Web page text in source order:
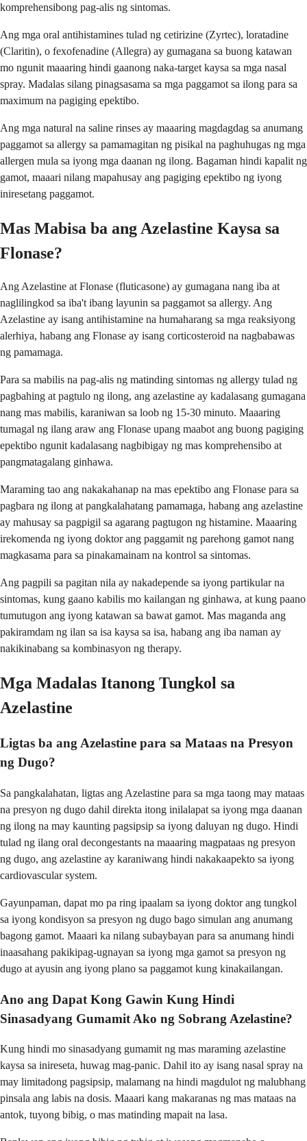
komprehensibong pag-alis ng sintomas.
Ang mga oral antihistamines tulad ng cetirizine (Zyrtec), loratadine
(Claritin), o fexofenadine (Allegra) ay gumagana sa buong katawan
mo ngunit maaaring hindi gaanong naka-target kaysa sa mga nasal
spray. Madalas silang pinagsasama sa mga paggamot sa ilong para sa
maximum na pagiging epektibo.
Ang mga natural na saline rinses ay maaaring magdagdag sa anumang
paggamot sa allergy sa pamamagitan ng pisikal na paghuhugas ng mga
allergen mula sa iyong mga daanan ng ilong. Bagaman hindi kapalit ng
gamot, maaari nilang mapahusay ang pagiging epektibo ng iyong
iniresetang paggamot.
Mas Mabisa ba ang Azelastine Kaysa sa
Flonase?
Ang Azelastine at Flonase (fluticasone) ay gumagana nang iba at
naglilingkod sa iba't ibang layunin sa paggamot sa allergy. Ang
Azelastine ay isang antihistamine na humaharang sa mga reaksiyong
alerhiya, habang ang Flonase ay isang corticosteroid na nagbabawas
ng pamamaga.
Para sa mabilis na pag-alis ng matinding sintomas ng allergy tulad ng
pagbahing at pagtulo ng ilong, ang azelastine ay kadalasang gumagana
nang mas mabilis, karaniwan sa loob ng 15-30 minuto. Maaaring
tumagal ng ilang araw ang Flonase upang maabot ang buong pagiging
epektibo ngunit kadalasang nagbibigay ng mas komprehensibo at
pangmatagalang ginhawa.
Maraming tao ang nakakahanap na mas epektibo ang Flonase para sa
pagbara ng ilong at pangkalahatang pamamaga, habang ang azelastine
ay mahusay sa pagpigil sa agarang pagtugon ng histamine. Maaaring
irekomenda ng iyong doktor ang paggamit ng parehong gamot nang
magkasama para sa pinakamainam na kontrol sa sintomas.
Ang pagpili sa pagitan nila ay nakadepende sa iyong partikular na
sintomas, kung gaano kabilis mo kailangan ng ginhawa, at kung paano
tumutugon ang iyong katawan sa bawat gamot. Mas maganda ang
pakiramdam ng ilan sa isa kaysa sa isa, habang ang iba naman ay
nakikinabang sa kombinasyon ng therapy.
Mga Madalas Itanong Tungkol sa
Azelastine
Ligtas ba ang Azelastine para sa Mataas na Presyon
ng Dugo?
Sa pangkalahatan, ligtas ang Azelastine para sa mga taong may mataas
na presyon ng dugo dahil direkta itong inilalapat sa iyong mga daanan
ng ilong na may kaunting pagsipsip sa iyong daluyan ng dugo. Hindi
tulad ng ilang oral decongestants na maaaring magpataas ng presyon
ng dugo, ang azelastine ay karaniwang hindi nakakaapekto sa iyong
cardiovascular system.
Gayunpaman, dapat mo pa ring ipaalam sa iyong doktor ang tungkol
sa iyong kondisyon sa presyon ng dugo bago simulan ang anumang
bagong gamot. Maaari ka nilang subaybayan para sa anumang hindi
inaasahang pakikipag-ugnayan sa iyong mga gamot sa presyon ng
dugo at ayusin ang iyong plano sa paggamot kung kinakailangan.
Ano ang Dapat Kong Gawin Kung Hindi
Sinasadyang Gumamit Ako ng Sobrang Azelastine?
Kung hindi mo sinasadyang gumamit ng mas maraming azelastine
kaysa sa inireseta, huwag mag-panic. Dahil ito ay isang nasal spray na
may limitadong pagsipsip, malamang na hindi magdulot ng malubhang
pinsala ang labis na dosis. Maaari kang makaranas ng mas mataas na
antok, tuyong bibig, o mas matinding mapait na lasa.